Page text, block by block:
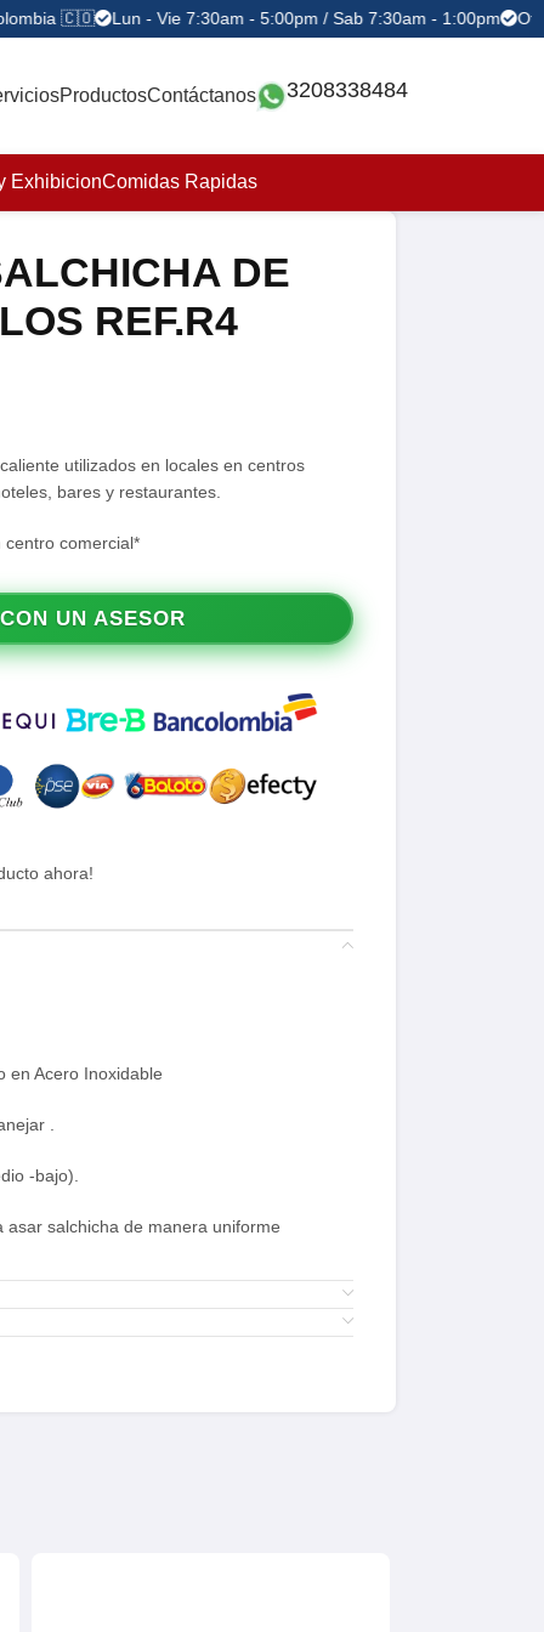
🇨🇴 Lun - Vie 7:30am - 5:00pm / Sab 7:30am - 1:00pm
ProductosContáctanos 3208338484
ExhibicionComidas Rapidas
DE
REF.R4
utilizados en locales en centros
bares y restaurantes.
centro comercial*
UN ASESOR
ahora!
en Acero Inoxidable
.
-bajo).
salchicha de manera uniforme
39 cm